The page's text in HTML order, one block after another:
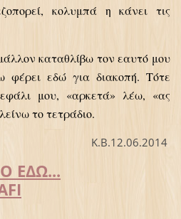
κολυμπά η κάνει τις
καταθλίβω τον εαυτό μου
φέρει εδώ για διακοπή. Τότε
μου, «αρκετά» λέω, «ας
το τετράδιο.
Κ.Β.12.06.2014
ΕΔΩ...